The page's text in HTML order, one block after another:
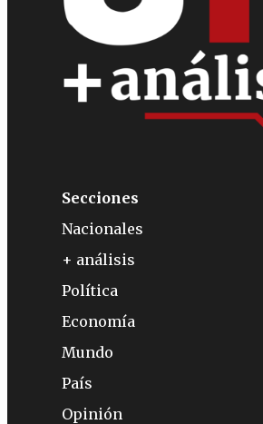
Secciones
Nacionales
+ análisis
Política
Economía
Mundo
País
Opinión